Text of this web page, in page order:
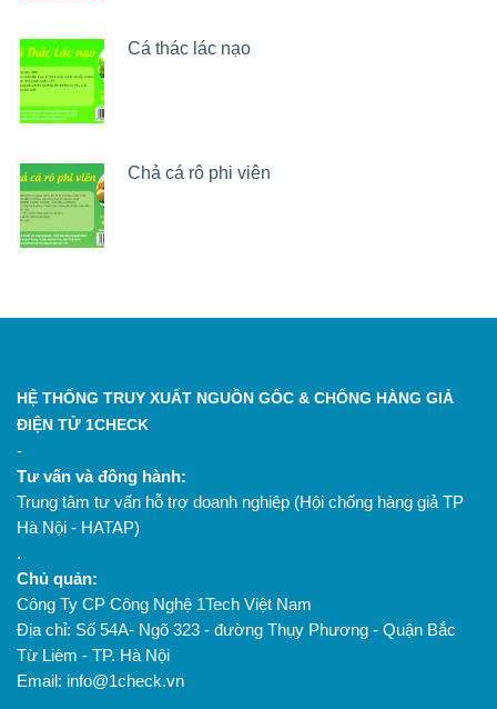
Cá thác lác nạo
Chả cá rô phi viên
HỆ THỐNG TRUY XUẤT NGUỒN GỐC & CHỐNG HÀNG GIẢ
ĐIỆN TỬ 1CHECK
-
Tư vấn và đồng hành:
Trung tâm tư vấn hỗ trợ doanh nghiệp (Hội chống hàng giả TP
Hà Nội - HATAP)
.
Chủ quản:
Công Ty CP Công Nghệ 1Tech Việt Nam
Địa chỉ: Số 54A- Ngõ 323 - đường Thụy Phương - Quận Bắc
Từ Liêm - TP. Hà Nội
Email: info@1check.vn